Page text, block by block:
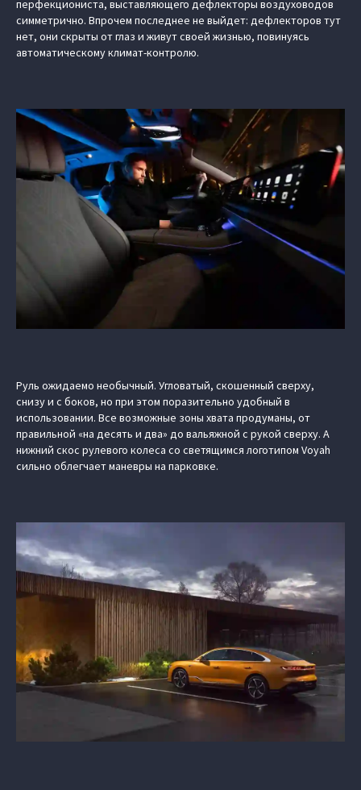
перфекциониста, выставляющего дефлекторы воздуховодов
симметрично. Впрочем последнее не выйдет: дефлекторов тут
нет, они скрыты от глаз и живут своей жизнью, повинуясь
автоматическому климат-контролю.
Руль ожидаемо необычный. Угловатый, скошенный сверху,
снизу и с боков, но при этом поразительно удобный в
использовании. Все возможные зоны хвата продуманы, от
правильной «на десять и два» до вальяжной с рукой сверху. А
нижний скос рулевого колеса со светящимся логотипом Voyah
сильно облегчает маневры на парковке.